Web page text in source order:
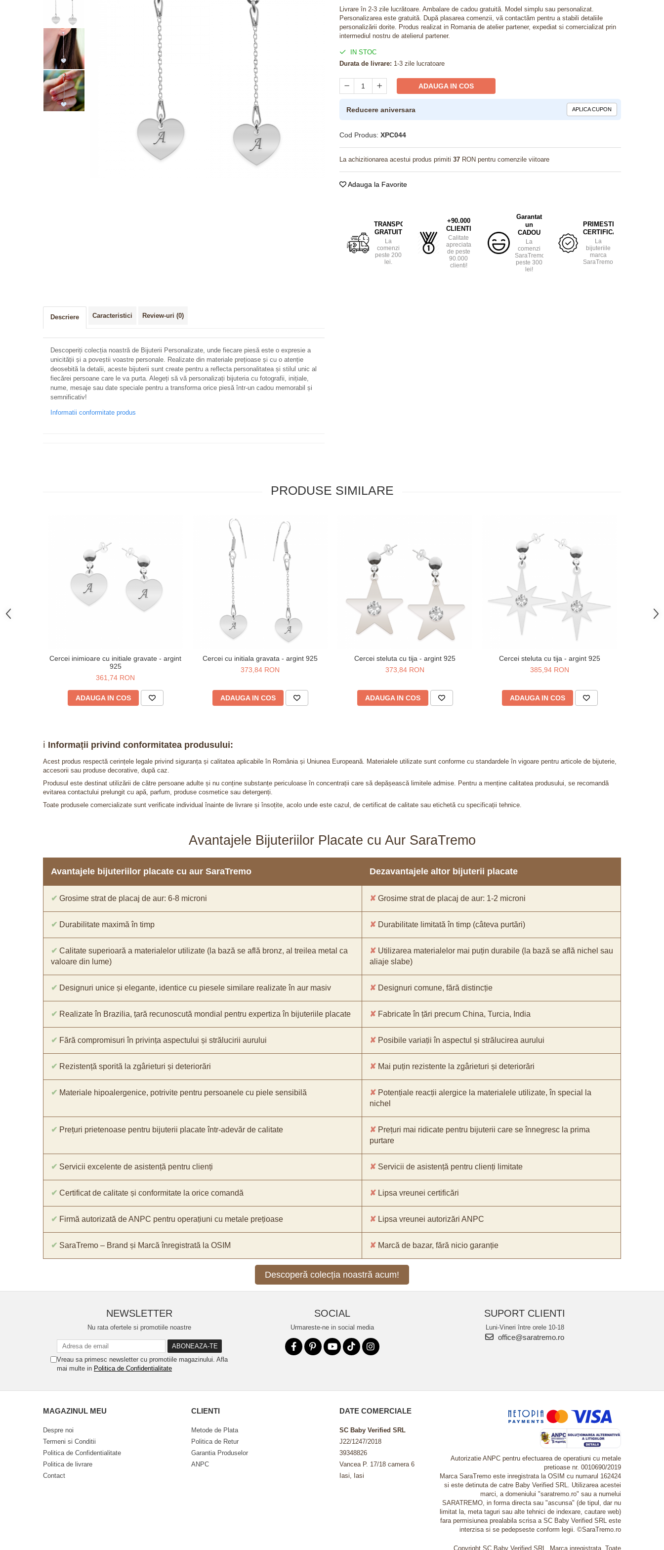
Bijuterii pentru barbati
Bijuterii din argint placate cu aur
Livrare în 2-3 zile lucrătoare. Ambalare de cadou gratuită. Model simplu sau personalizat.
Personalizarea este gratuită. După plasarea comenzii, vă contactăm pentru a stabili detaliile
personalizării dorite. Produs realizat in Romania de atelier partener, expediat si comercializat prin
intermediul nostru de atelierul partener.
IN STOC
Durata de livrare: 1-3 zile lucratoare
ADAUGA IN COS
Reducere aniversara APLICA CUPON
Cod Produs: XPC044
La achizitionarea acestui produs primiti 37 RON pentru comenzile viitoare
Adauga la Favorite
TRANSPORT
GRATUIT
La
comenzi
peste 200
lei.
+90.000
CLIENTI
Calitate
apreciata
de peste
90.000
clienti!
Garantat
un
CADOU
La
comenzi
SaraTremo
peste 300
lei!
PRIMESTI
CERTIFICAT
La
bijuteriile
marca
SaraTremo.
Descriere Caracteristici Review-uri (0)
Descoperiți colecția noastră de Bijuterii Personalizate, unde fiecare piesă este o expresie a
unicității și a poveștii voastre personale. Realizate din materiale prețioase și cu o atenție
deosebită la detalii, aceste bijuterii sunt create pentru a reflecta personalitatea și stilul unic al
fiecărei persoane care le va purta. Alegeți să vă personalizați bijuteria cu fotografii, inițiale,
nume, mesaje sau date speciale pentru a transforma orice piesă într-un cadou memorabil și
semnificativ!
Informatii conformitate produs
PRODUSE SIMILARE
Cercei inimioare cu initiale gravate - argint
925
361,74 RON
ADAUGA IN COS
Cercei cu initiala gravata - argint 925
373,84 RON
ADAUGA IN COS
Cercei steluta cu tija - argint 925
373,84 RON
ADAUGA IN COS
Cercei steluta cu tija - argint 925
385,94 RON
ADAUGA IN COS
ℹ️ Informații privind conformitatea produsului:
Acest produs respectă cerințele legale privind siguranța și calitatea aplicabile în România și Uniunea Europeană. Materialele utilizate sunt conforme cu standardele în vigoare pentru articole de bijuterie,
accesorii sau produse decorative, după caz.
Produsul este destinat utilizării de către persoane adulte și nu conține substanțe periculoase în concentrații care să depășească limitele admise. Pentru a menține calitatea produsului, se recomandă
evitarea contactului prelungit cu apă, parfum, produse cosmetice sau detergenți.
Toate produsele comercializate sunt verificate individual înainte de livrare și însoțite, acolo unde este cazul, de certificat de calitate sau etichetă cu specificații tehnice.
Avantajele Bijuteriilor Placate cu Aur SaraTremo
Avantajele bijuteriilor placate cu aur SaraTremo Dezavantajele altor bijuterii placate
✔ Grosime strat de placaj de aur: 6-8 microni ✘ Grosime strat de placaj de aur: 1-2 microni
✔ Durabilitate maximă în timp ✘ Durabilitate limitată în timp (câteva purtări)
✔ Calitate superioară a materialelor utilizate (la bază se află bronz, al treilea metal ca
valoare din lume)
✘ Utilizarea materialelor mai puțin durabile (la bază se află nichel sau
aliaje slabe)
✔ Designuri unice și elegante, identice cu piesele similare realizate în aur masiv ✘ Designuri comune, fără distincție
✔ Realizate în Brazilia, țară recunoscută mondial pentru expertiza în bijuteriile placate ✘ Fabricate în țări precum China, Turcia, India
✔ Fără compromisuri în privința aspectului și strălucirii aurului ✘ Posibile variații în aspectul și strălucirea aurului
✔ Rezistență sporită la zgârieturi și deteriorări ✘ Mai puțin rezistente la zgârieturi și deteriorări
✔ Materiale hipoalergenice, potrivite pentru persoanele cu piele sensibilă ✘ Potențiale reacții alergice la materialele utilizate, în special la
nichel
✔ Prețuri prietenoase pentru bijuterii placate într-adevăr de calitate ✘ Prețuri mai ridicate pentru bijuterii care se înnegresc la prima
purtare
✔ Servicii excelente de asistență pentru clienți ✘ Servicii de asistență pentru clienți limitate
✔ Certificat de calitate și conformitate la orice comandă ✘ Lipsa vreunei certificări
✔ Firmă autorizată de ANPC pentru operațiuni cu metale prețioase ✘ Lipsa vreunei autorizări ANPC
✔ SaraTremo – Brand și Marcă înregistrată la OSIM ✘ Marcă de bazar, fără nicio garanție
Descoperă colecția noastră acum!
NEWSLETTER
Nu rata ofertele si promotiile noastre
Vreau sa primesc newsletter cu promotiile magazinului. Afla
mai multe in Politica de Confidentialitate
SOCIAL
Urmareste-ne in social media
SUPORT CLIENTI
Luni-Vineri între orele 10-18
office@saratremo.ro
MAGAZINUL MEU
Despre noi
Termeni si Conditii
Politica de Confidentialitate
Politica de livrare
Contact
CLIENTI
Metode de Plata
Politica de Retur
Garantia Produselor
ANPC
DATE COMERCIALE
SC Baby Verified SRL
J22/1247/2018
39348826
Vancea P. 17/18 camera 6
Iasi, Iasi
Autorizatie ANPC pentru efectuarea de operatiuni cu metale
pretioase nr. 0010690/2019
Marca SaraTremo este inregistrata la OSIM cu numarul 162424
si este detinuta de catre Baby Verified SRL. Utilizarea acestei
marci, a domeniului "saratremo.ro" sau a numelui
SARATREMO, in forma directa sau "ascunsa" (de tipul, dar nu
limitat la, meta taguri sau alte tehnici de indexare, cautare web)
fara permisiunea prealabila scrisa a SC Baby Verified SRL este
interzisa si se pedepseste conform legii. ©SaraTremo.ro
Copyright SC Baby Verified SRL. Marca inregistrata. Toate